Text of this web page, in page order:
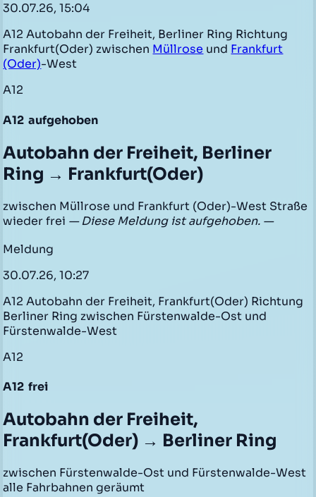
30.07.26, 15:04
A12 Autobahn der Freiheit, Berliner Ring Richtung
Frankfurt(Oder) zwischen Müllrose und Frankfurt
(Oder)-West
A12
A12 aufgehoben
Autobahn der Freiheit, Berliner
Ring → Frankfurt(Oder)
zwischen Müllrose und Frankfurt (Oder)-West Straße
wieder frei — Diese Meldung ist aufgehoben. —
Meldung
30.07.26, 10:27
A12 Autobahn der Freiheit, Frankfurt(Oder) Richtung
Berliner Ring zwischen Fürstenwalde-Ost und
Fürstenwalde-West
A12
A12 frei
Autobahn der Freiheit,
Frankfurt(Oder) → Berliner Ring
zwischen Fürstenwalde-Ost und Fürstenwalde-West
alle Fahrbahnen geräumt